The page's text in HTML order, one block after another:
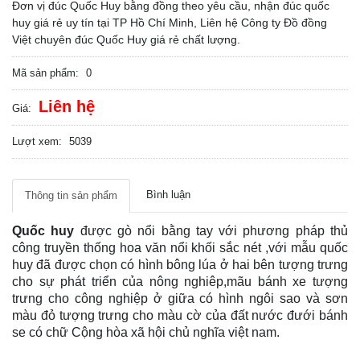
Đơn vị đúc Quốc Huy bằng đồng theo yêu cầu, nhận đúc quốc
huy giá rẻ uy tín tại TP Hồ Chí Minh, Liên hệ Công ty Đồ đồng
Việt chuyên đúc Quốc Huy giá rẻ chất lượng.
Mã sản phẩm: 0
Giá: Liên hệ
Lượt xem: 5039
Thông tin sản phẩm Bình luận
Quốc huy được gò nổi bằng tay với phương pháp thủ
công truyền thống hoa văn nổi khối sắc nét ,với mẫu quốc
huy đã được chọn có hình bông lúa ở hai bên tượng trưng
cho sự phát triển của nông nghiêp,mãu bánh xe tượng
trưng cho công nghiệp ở giữa có hình ngôi sao và sơn
màu đỏ tượng trưng cho màu cờ của đất nước đưới bánh
se có chữ Cộng hòa xã hội chủ nghĩa việt nam.